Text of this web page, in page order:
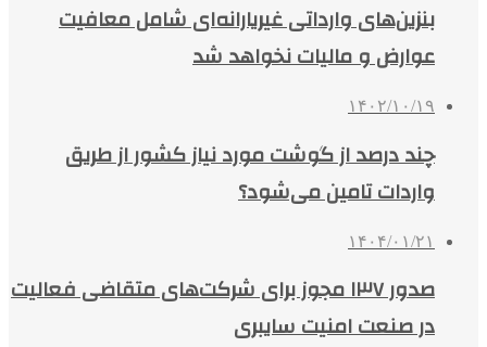
بنزین‌های وارداتی غیریارانه‌ای شامل معافیت
عوارض و مالیات نخواهد شد
۱۴۰۲/۱۰/۱۹
چند درصد از گوشت مورد نیاز کشور از طریق
واردات تامین می‌شود؟
۱۴۰۴/۰۱/۲۱
صدور ۱۳۷ مجوز برای شرکت‌های متقاضی فعالیت
در صنعت امنیت سایبری